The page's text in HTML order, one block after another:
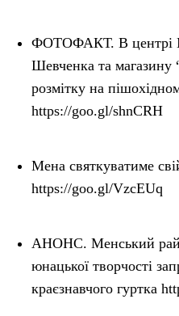
ФОТОФАКТ. В центрі
Шевченка та
розмітку на
https://goo.gl/shnCRH
Мена святкуватиме
https://goo.gl/VzcEUq
АНОНС. Менський
юнацької творчості
краєзнавчого гуртка